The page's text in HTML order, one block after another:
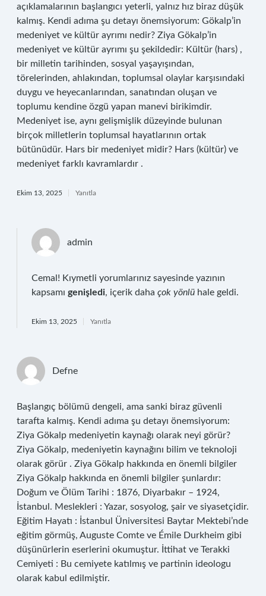
açıklamalarının başlangıcı yeterli, yalnız hız biraz düşük
kalmış. Kendi adıma şu detayı önemsiyorum: Gökalp’in
medeniyet ve kültür ayrımı nedir? Ziya Gökalp’in
medeniyet ve kültür ayrımı şu şekildedir: Kültür (hars) ,
bir milletin tarihinden, sosyal yaşayışından,
törelerinden, ahlakından, toplumsal olaylar karşısındaki
duygu ve heyecanlarından, sanatından oluşan ve
toplumu kendine özgü yapan manevi birikimdir.
Medeniyet ise, aynı gelişmişlik düzeyinde bulunan
birçok milletlerin toplumsal hayatlarının ortak
bütünüdür. Hars bir medeniyet midir? Hars (kültür) ve
medeniyet farklı kavramlardır .
Ekim 13, 2025 Yanıtla
admin
Cemal! Kıymetli yorumlarınız sayesinde yazının
kapsamı genişledi, içerik daha çok yönlü hale geldi.
Ekim 13, 2025 Yanıtla
Defne
Başlangıç bölümü dengeli, ama sanki biraz güvenli
tarafta kalmış. Kendi adıma şu detayı önemsiyorum:
Ziya Gökalp medeniyetin kaynağı olarak neyi görür?
Ziya Gökalp, medeniyetin kaynağını bilim ve teknoloji
olarak görür . Ziya Gökalp hakkında en önemli bilgiler
Ziya Gökalp hakkında en önemli bilgiler şunlardır:
Doğum ve Ölüm Tarihi : 1876, Diyarbakır – 1924,
İstanbul. Meslekleri : Yazar, sosyolog, şair ve siyasetçidir.
Eğitim Hayatı : İstanbul Üniversitesi Baytar Mektebi’nde
eğitim görmüş, Auguste Comte ve Émile Durkheim gibi
düşünürlerin eserlerini okumuştur. İttihat ve Terakki
Cemiyeti : Bu cemiyete katılmış ve partinin ideologu
olarak kabul edilmiştir.